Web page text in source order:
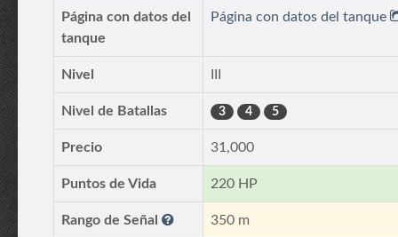
Página con datos del
tanque
Página con datos del tanque
Nivel
Nivel de Batallas 3 4 5
Precio 31,000
Puntos de Vida 220 HP
Rango de Señal 350 m